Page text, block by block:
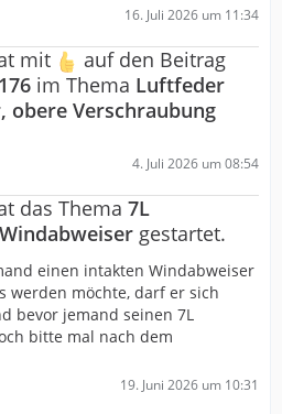
16. Juli 2026 um 11:34
mit
auf den Beitrag
im Thema Luftfeder
obere Verschraubung
4. Juli 2026 um 08:54
das Thema 7L
gestartet.
einen intakten Windabweiser
werden möchte, darf er sich
bevor jemand seinen 7L
bitte mal nach dem
19. Juni 2026 um 10:31